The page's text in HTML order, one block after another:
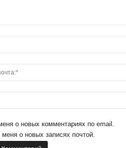
о новых комментариях по email.
о новых записях почтой.